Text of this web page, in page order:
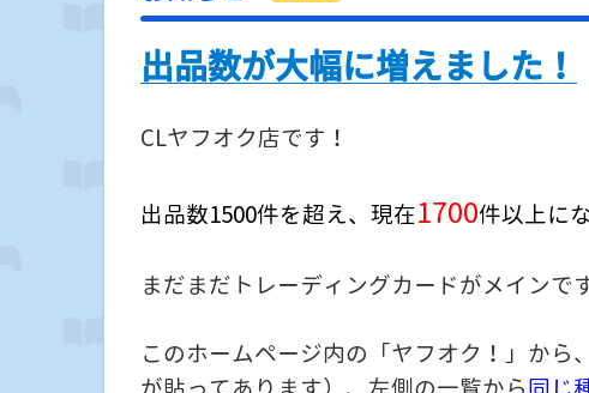
出品数が大幅に増えました！
CLヤフオク店です！
出品数1500件を超え、現在1700件以上に
まだまだトレーディングカードがメインで
このホームページ内の「ヤフオク！」から